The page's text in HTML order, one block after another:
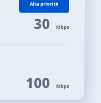
Alta priorità
30 Mbps
100 Mbps